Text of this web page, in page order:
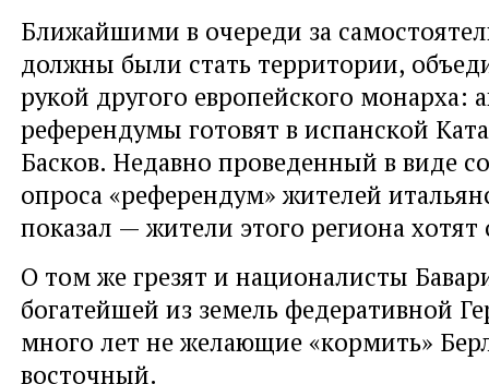
Ближайшими в очереди за
должны были стать территории,
рукой другого европейского монарха:
референдумы готовят в испанской
Басков. Недавно проведенный в виде
опроса «референдум» жителей
показал — жители этого региона хотят
О том же грезят и националисты
богатейшей из земель федеративной
много лет не желающие «кормить»
восточный.